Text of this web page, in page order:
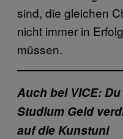
sind, die gleichen
nicht immer in
müssen.
Auch bei VICE:
Studium Geld
auf die Kunstuni